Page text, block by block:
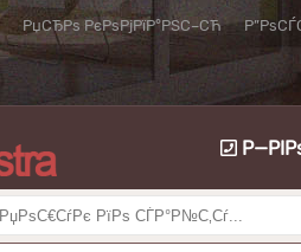
РџСЂРѕ РєРѕРјРїР°РЅС–СЋ